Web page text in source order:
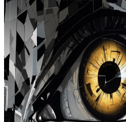
2026-02-13
4 min de leitura
Carlos Oliveira
A inteligência artificial intensifica
O debate atual evidencia um
da inteligência artificial na sociedade,
meio ambiente e à economia. A
e o uso de tecnologias para vigilância
políticas públicas e transparência.
crescente entre inovação, ética e